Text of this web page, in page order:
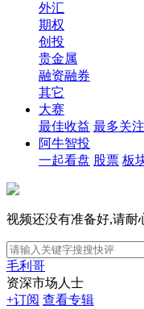
外汇
期权
创投
贵金属
融资融券
其它
大赛
最佳收益 最多关注
阿牛智投
一起看盘 股票 板
视频还没有准备好,请耐
毛利哥
资深市场人士
+订阅 查看专辑